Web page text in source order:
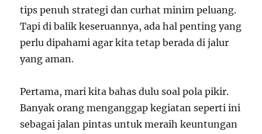
tips penuh strategi dan curhat minim peluang.
Tapi di balik keseruannya, ada hal penting yang
perlu dipahami agar kita tetap berada di jalur
yang aman.
Pertama, mari kita bahas dulu soal pola pikir.
Banyak orang menganggap kegiatan seperti ini
sebagai jalan pintas untuk meraih keuntungan